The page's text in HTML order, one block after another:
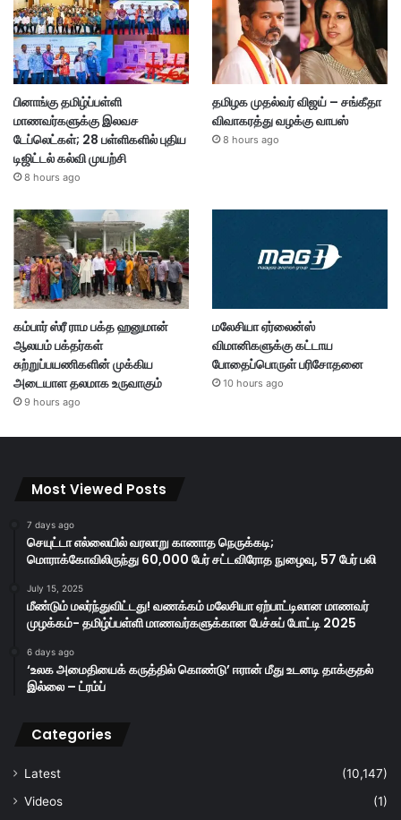
பினாங்கு தமிழ்ப்பள்ளி
மாணவர்களுக்கு இலவச
டேப்லெட்கள்; 28 பள்ளிகளில் புதிய
டிஜிட்டல் கல்வி முயற்சி
8 hours ago
தமிழக முதல்வர் விஜய் – சங்கீதா
விவாகரத்து வழக்கு வாபஸ்
8 hours ago
கம்பார் ஸ்ரீ ராம பக்த ஹனுமான்
ஆலயம் பக்தர்கள்
சுற்றுப்பயணிகளின் முக்கிய
அடையாள தலமாக உருவாகும்
9 hours ago
மலேசியா ஏர்லைன்ஸ்
விமானிகளுக்கு கட்டாய
போதைப்பொருள் பரிசோதனை
10 hours ago
Most Viewed Posts
7 days ago
செயுட்டா எல்லையில் வரலாறு காணாத நெருக்கடி;
மொராக்கோவிலிருந்து 60,000 பேர் சட்டவிரோத நுழைவு, 57 பேர் பலி
July 15, 2025
மீண்டும் மலர்ந்துவிட்டது! வணக்கம் மலேசியா ஏற்பாட்டிலான மாணவர்
முழக்கம்- தமிழ்ப்பள்ளி மாணவர்களுக்கான பேச்சுப் போட்டி 2025
6 days ago
‘உலக அமைதியைக் கருத்தில் கொண்டு’ ஈரான் மீது உடனடி தாக்குதல்
இல்லை – ட்ரம்ப்
Categories
Latest
(10,147)
Videos
(1)